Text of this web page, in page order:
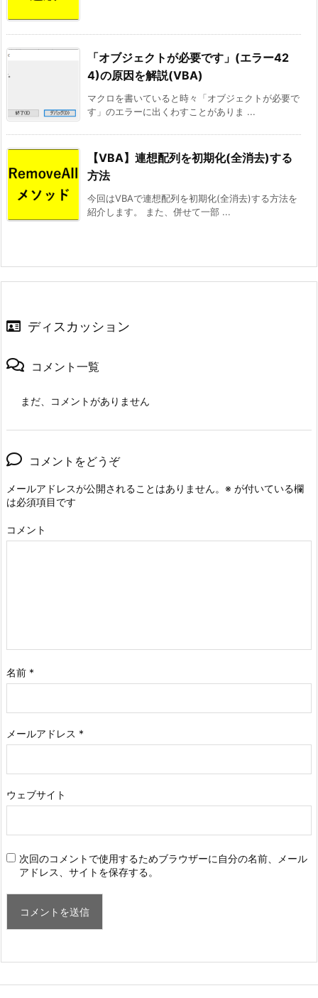
「オブジェクトが必要です」(エラー42
4)の原因を解説(VBA)
マクロを書いていると時々「オブジェクトが必要で
す」のエラーに出くわすことがありま ...
【VBA】連想配列を初期化(全消去)する
方法
今回はVBAで連想配列を初期化(全消去)する方法を
紹介します。 また、併せて一部 ...
ディスカッション
コメント一覧
まだ、コメントがありません
コメントをどうぞ
メールアドレスが公開されることはありません。 ※ が付いている欄
は必須項目です
コメント
名前 *
メールアドレス *
ウェブサイト
次回のコメントで使用するためブラウザーに自分の名前、メール
アドレス、サイトを保存する。